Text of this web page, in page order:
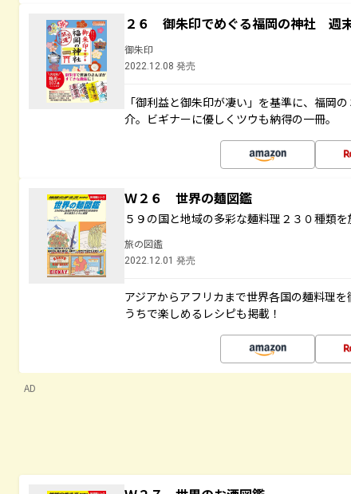
２６ 御朱印でめぐる福岡の神社 週
御朱印
2022.12.08 発売
「御利益と御朱印が凄い」を基準に、福岡
介。ビギナーに優しくツウも納得の一冊。
Ｗ２６ 世界の麺図鑑
５９の国と地域の多彩な麺料理２３０種類
旅の図鑑
2022.12.01 発売
アジアからアフリカまで世界各国の麺料理
うちで楽しめるレシピも掲載！
AD